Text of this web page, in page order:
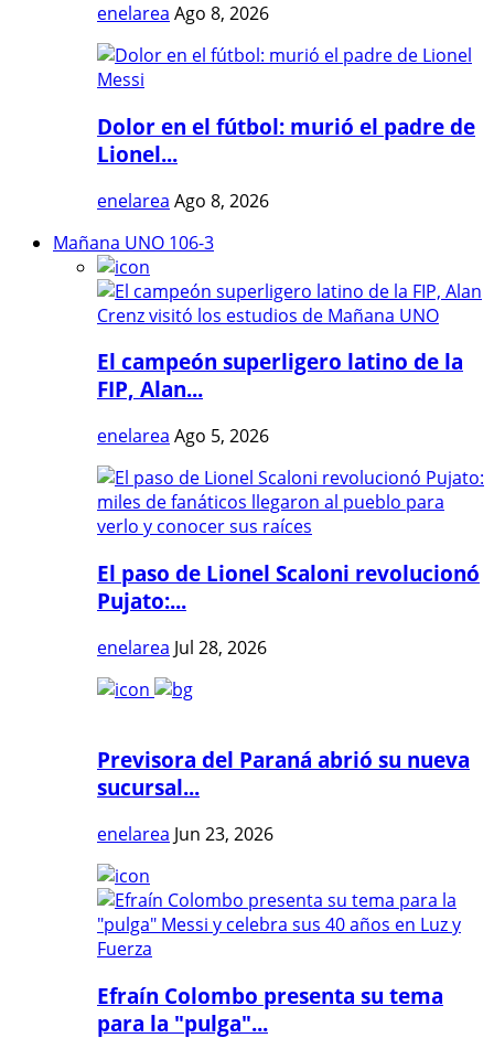
enelarea Ago 8, 2026
Dolor en el fútbol: murió el padre de
Lionel...
enelarea Ago 8, 2026
Mañana UNO 106-3
El campeón superligero latino de la
FIP, Alan...
enelarea Ago 5, 2026
El paso de Lionel Scaloni revolucionó
Pujato:...
enelarea Jul 28, 2026
Previsora del Paraná abrió su nueva
sucursal...
enelarea Jun 23, 2026
Efraín Colombo presenta su tema
para la "pulga"...